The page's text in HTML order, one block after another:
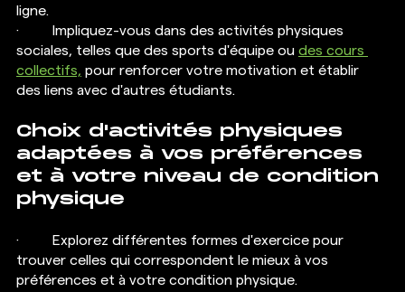
ligne.
·  	Impliquez-vous dans des activités physiques
sociales, telles que des sports d'équipe ou des cours
collectifs, pour renforcer votre motivation et établir
des liens avec d'autres étudiants.
Choix d'activités physiques
adaptées à vos préférences
et à votre niveau de condition
physique
·  	Explorez différentes formes d'exercice pour
trouver celles qui correspondent le mieux à vos
préférences et à votre condition physique.